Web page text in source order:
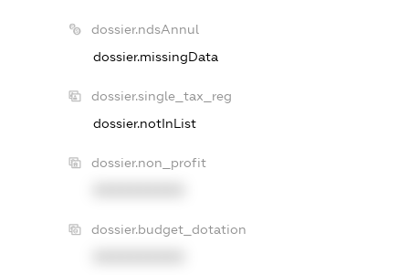
dossier.ndsAnnul
dossier.missingData
dossier.single_tax_reg
dossier.notInList
dossier.non_profit
dossier.budget_dotation